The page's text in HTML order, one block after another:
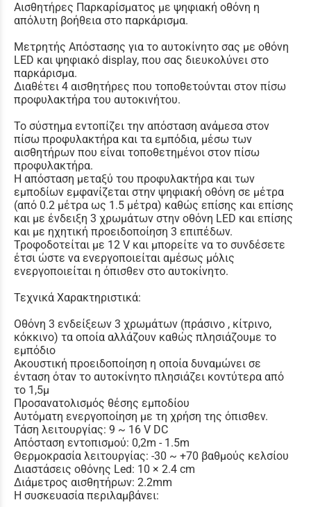
Αισθητήρες Παρκαρίσματος με ψηφιακή οθόνη η
απόλυτη βοήθεια στο παρκάρισμα.
Μετρητής Απόστασης για το αυτοκίνητο σας με οθόνη
LED και ψηφιακό display, που σας διευκολύνει στο
παρκάρισμα.
Διαθέτει 4 αισθητήρες που τοποθετούνται στον πίσω
προφυλακτήρα του αυτοκινήτου.
Το σύστημα εντοπίζει την απόσταση ανάμεσα στον
πίσω προφυλακτήρα και τα εμπόδια, μέσω των
αισθητήρων που είναι τοποθετημένοι στον πίσω
προφυλακτήρα.
Η απόσταση μεταξύ του προφυλακτήρα και των
εμποδίων εμφανίζεται στην ψηφιακή οθόνη σε μέτρα
(από 0.2 μέτρα ως 1.5 μέτρα) καθώς επίσης και επίσης
και με ένδειξη 3 χρωμάτων στην οθόνη LED και επίσης
και με ηχητική προειδοποίηση 3 επιπέδων.
Τροφοδοτείται με 12 V και μπορείτε να το συνδέσετε
έτσι ώστε να ενεργοποιείται αμέσως μόλις
ενεργοποιείται η όπισθεν στο αυτοκίνητο.
Τεχνικά Χαρακτηριστικά:
Oθόνη 3 ενδείξεων 3 χρωμάτων (πράσινο , κίτρινο,
κόκκινο) τα οποία αλλάζουν καθώς πλησιάζουμε το
εμπόδιο
Ακουστική προειδοποίηση η οποία δυναμώνει σε
ένταση όταν το αυτοκίνητο πλησιάζει κοντύτερα από
το 1,5μ
Προσανατολισμός θέσης εμποδίου
Αυτόματη ενεργοποίηση με τη χρήση της όπισθεν.
Τάση λειτουργίας: 9 ~ 16 V DC
Απόσταση εντοπισμού: 0,2m - 1.5m
Θερμοκρασία λειτουργίας: -30 ~ +70 βαθμούς κελσίου
Διαστάσεις οθόνης Led: 10 × 2.4 cm
Διάμετρος αισθητήρων: 2.2mm
Η συσκευασία περιλαμβάνει: